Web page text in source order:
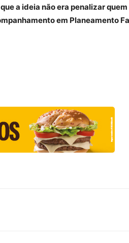
a ideia não era penalizar
em Planeamento